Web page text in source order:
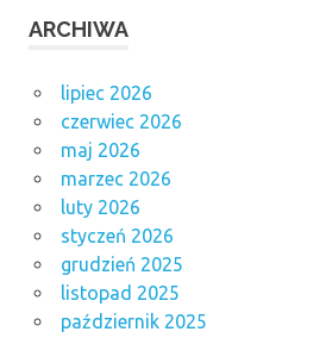
ARCHIWA
lipiec 2026
czerwiec 2026
maj 2026
marzec 2026
luty 2026
styczeń 2026
grudzień 2025
listopad 2025
październik 2025